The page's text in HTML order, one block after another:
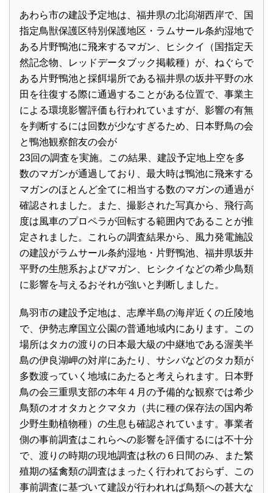
あわら市の建設予定地は、福井県の北潟湖西岸で、国
指定鳥獣保護区特別保護地区・ラムサール条約湿地で
ある片野鴨池に飛来するマガン、ヒシクイ（国指定天
然記念物、レッドデータブック掲載種）が、ねぐらで
ある片野鴨池と採餌場所である福井県の坂井平野の水
田を往復する際に通過することがある位置で、事業主
による環境影響評価も行われていますが、影響の有無
を判断するには回数が少なすぎるため、日本野鳥の会
と鴨池観察館友の会が
23回の調査を実施。この結果、建設予定地上空を多
数のマガンが通過しており、最大時は鴨池に飛来する
マガンのほとんど全てに相当する数のマガンの通過が
確認されました。また、撮影された写真から、飛行高
度は風車のプロペラが回転する範囲内であることが推
定されました。これらの調査結果から、風力発電施設
の建設がラムサール条約湿地・片野鴨池、福井県坂井
平野の生態系およびマガン、ヒシクイなどの希少鳥類
に影響を与えるおそれが強いと判断しました。
鳥羽市の建設予定地は、志摩半島の海岸近くの丘陵地
で、伊勢志摩国立公園の普通地域内にあります。この
場所はタカの渡りの日本最大級の中継地である渥美半
島の伊良湖岬の対岸にあたり、サシバなどのタカ類が
多数渡っていく地域にあたると考えられます。日本野
鳥の会三重県支部の本年４月の予備的な観察では希少
鳥類のオオタカとクマタカ（共に種の保存法の国内希
少野生動植物種）の生息も確認されています。事業者
側の事前調査はこれらへの影響を評価するには不十分
で、渡りの時期の現地調査は秋の６日間のみ、また繁
殖期の猛禽類の調査はまったく行われておらず、この
事前調査に基づいて建設が行われれば鳥類への甚大な